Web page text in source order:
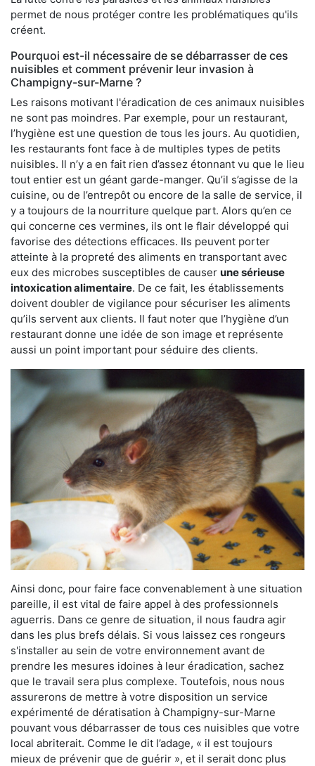
permet de nous protéger contre les problématiques qu'ils
créent.
Pourquoi est-il nécessaire de se débarrasser de ces
nuisibles et comment prévenir leur invasion à
Champigny-sur-Marne ?
Les raisons motivant l'éradication de ces animaux nuisibles
ne sont pas moindres. Par exemple, pour un restaurant,
l’hygiène est une question de tous les jours. Au quotidien,
les restaurants font face à de multiples types de petits
nuisibles. Il n’y a en fait rien d’assez étonnant vu que le lieu
tout entier est un géant garde-manger. Qu’il s’agisse de la
cuisine, ou de l’entrepôt ou encore de la salle de service, il
y a toujours de la nourriture quelque part. Alors qu’en ce
qui concerne ces vermines, ils ont le flair développé qui
favorise des détections efficaces. Ils peuvent porter
atteinte à la propreté des aliments en transportant avec
eux des microbes susceptibles de causer une sérieuse
intoxication alimentaire. De ce fait, les établissements
doivent doubler de vigilance pour sécuriser les aliments
qu’ils servent aux clients. Il faut noter que l’hygiène d’un
restaurant donne une idée de son image et représente
aussi un point important pour séduire des clients.
Ainsi donc, pour faire face convenablement à une situation
pareille, il est vital de faire appel à des professionnels
aguerris. Dans ce genre de situation, il nous faudra agir
dans les plus brefs délais. Si vous laissez ces rongeurs
s'installer au sein de votre environnement avant de
prendre les mesures idoines à leur éradication, sachez
que le travail sera plus complexe. Toutefois, nous nous
assurerons de mettre à votre disposition un service
expérimenté de dératisation à Champigny-sur-Marne
pouvant vous débarrasser de tous ces nuisibles que votre
local abriterait. Comme le dit l’adage, « il est toujours
mieux de prévenir que de guérir », et il serait donc plus